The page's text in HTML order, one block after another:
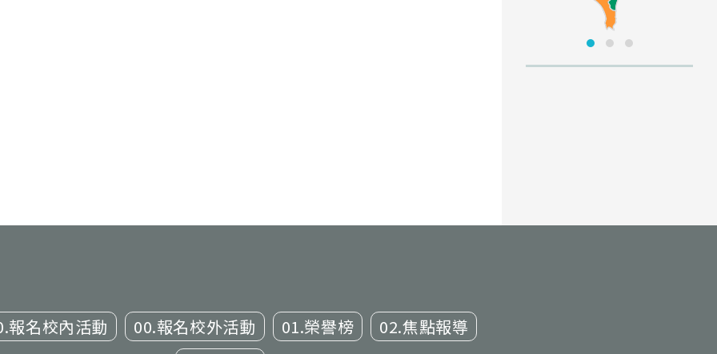
報名校內活動 00.報名校外活動 01.榮譽榜
02.焦點報導